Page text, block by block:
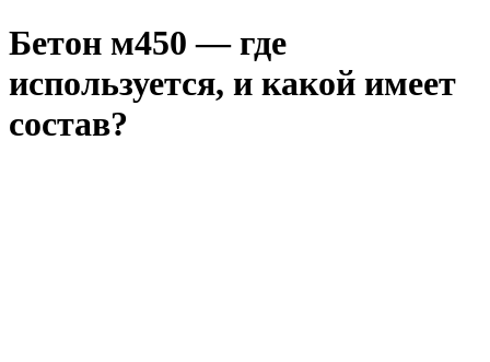
Бетон м450 — где
используется, и какой имеет
состав?